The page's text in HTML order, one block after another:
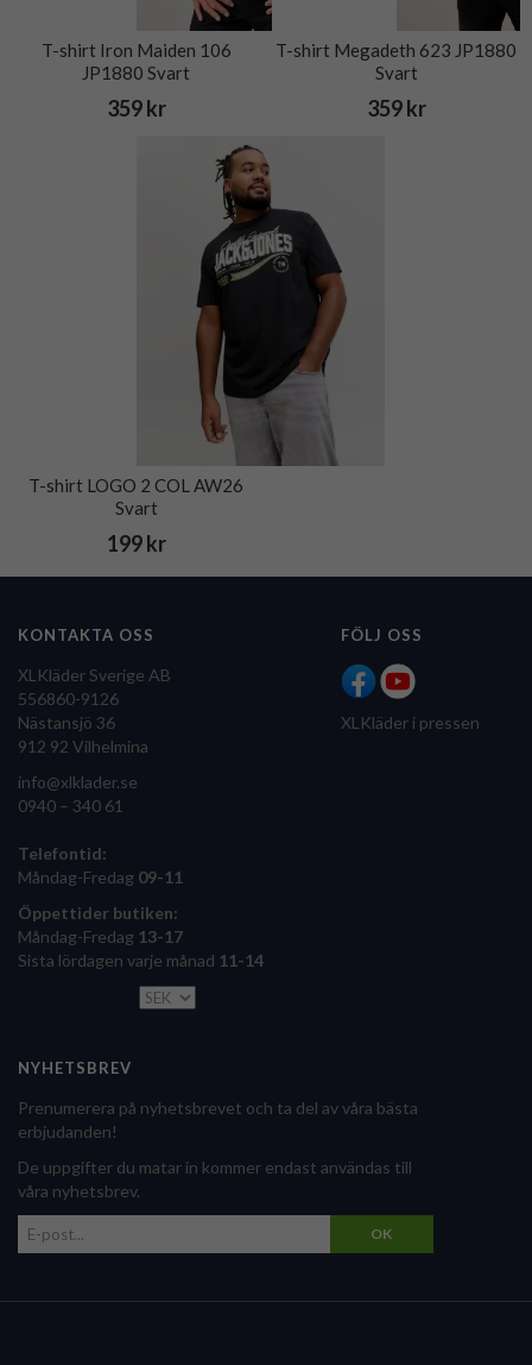
T-shirt Iron Maiden 106
JP1880 Svart
359 kr
T-shirt Megadeth 623 JP1880
Svart
359 kr
T-shirt LOGO 2 COL AW26
Svart
199 kr
KONTAKTA OSS
XLKläder Sverige AB
556860-9126
Nästansjö 36
912 92 Vilhelmina
info@xlklader.se
0940 – 340 61
Telefontid:
Måndag-Fredag 09-11
Öppettider butiken:
Måndag-Fredag 13-17
Sista lördagen varje månad 11-14
FÖLJ OSS
XLKläder i pressen
NYHETSBREV
Prenumerera på nyhetsbrevet och ta del av våra bästa
erbjudanden!
De uppgifter du matar in kommer endast användas till
våra nyhetsbrev.
OK